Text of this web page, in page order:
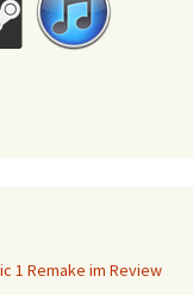
1 Remake im Review